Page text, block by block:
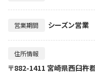
営業期間 シーズン営業
住所情報
〒882-1411 宮崎県西臼杵